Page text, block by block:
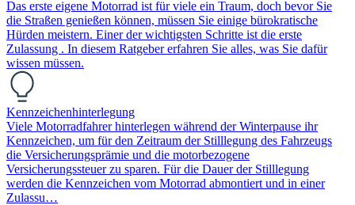
Das erste eigene Motorrad ist für viele ein Traum, doch bevor Sie
die Straßen genießen können, müssen Sie einige bürokratische
Hürden meistern. Einer der wichtigsten Schritte ist die erste
Zulassung . In diesem Ratgeber erfahren Sie alles, was Sie dafür
wissen müssen.
Kennzeichenhinterlegung
Viele Motorradfahrer hinterlegen während der Winterpause ihr
Kennzeichen, um für den Zeitraum der Stilllegung des Fahrzeugs
die Versicherungsprämie und die motorbezogene
Versicherungssteuer zu sparen. Für die Dauer der Stilllegung
werden die Kennzeichen vom Motorrad abmontiert und in einer
Zulassu…